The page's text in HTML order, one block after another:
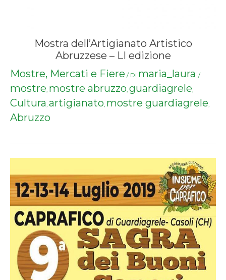
Mostra dell’Artigianato Artistico
Abruzzese – LI edizione
Mostre, Mercati e Fiere / Di maria_laura /
mostre, mostre abruzzo, guardiagrele,
Cultura, artigianato, mostre guardiagrele,
Abruzzo